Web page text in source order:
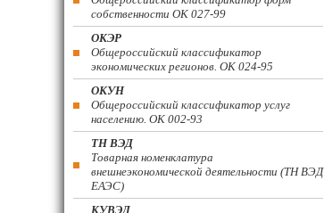
собственности ОК 027-99
ОКЭР
Общероссийский классификатор
экономических регионов. ОК 024-95
ОКУН
Общероссийский классификатор услуг
населению. ОК 002-93
ТН ВЭД
Товарная номенклатура
внешнеэкономической деятельности (ТН ВЭД
ЕАЭС)
КУВЭД